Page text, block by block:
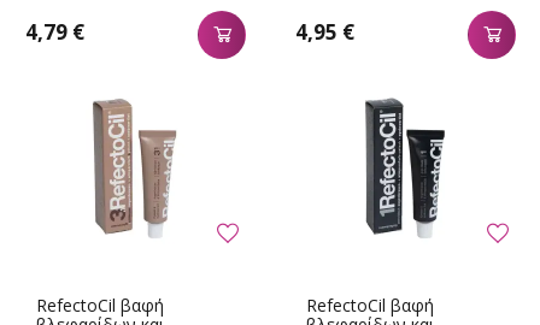
4,79 € 4,95 €
RefectoCil βαφή
RefectoCil βαφή